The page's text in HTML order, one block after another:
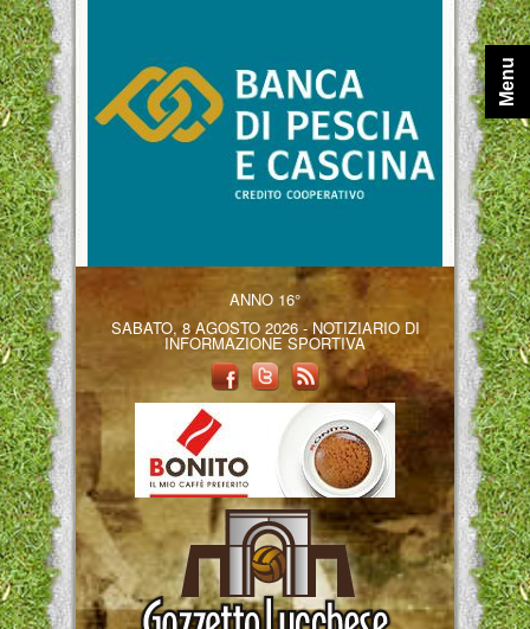
ANNO 16°
SABATO, 8 AGOSTO 2026 - NOTIZIARIO DI
INFORMAZIONE SPORTIVA
Menu